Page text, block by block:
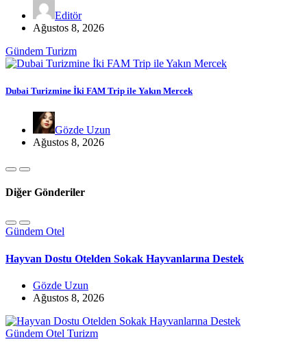
Editör
Ağustos 8, 2026
Gündem Turizm
Dubai Turizmine İki FAM Trip ile Yakın Mercek
Gözde Uzun
Ağustos 8, 2026
Diğer Gönderiler
Gündem Otel
Hayvan Dostu Otelden Sokak Hayvanlarına Destek
Gözde Uzun
Ağustos 8, 2026
Gündem Otel Turizm